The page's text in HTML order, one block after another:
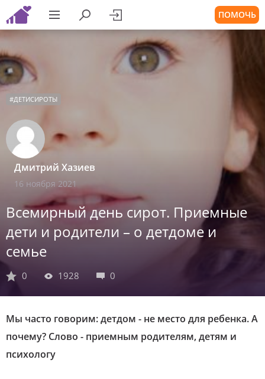
ПОМОЧЬ
#ДЕТИСИРОТЫ
Дмитрий Хазиев
16 ноября 2021
Всемирный день сирот. Приемные
дети и родители – о детдоме и
семье
0 1928 0
Мы часто говорим: детдом - не место для ребенка. А
почему? Слово - приемным родителям, детям и
психологу